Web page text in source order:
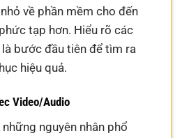
về phần mềm cho đến
tạp hơn. Hiểu rõ các
là bước đầu tiên để tìm ra
hiệu quả.
Video/Audio
nguyên nhân phổ